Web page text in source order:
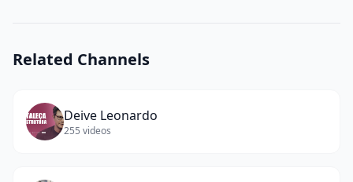
Related Channels
Deive Leonardo
255 videos